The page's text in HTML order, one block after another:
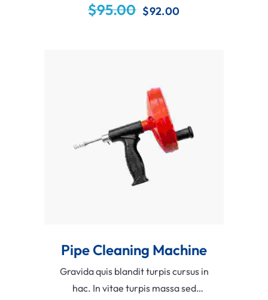
tempor orci. Vitae justo eget magna
$95.00 $92.00
Add To Cart
Pipe Cleaning Machine
Gravida quis blandit turpis cursus in
hac. In vitae turpis massa sed